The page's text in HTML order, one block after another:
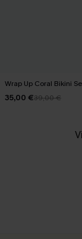
Wrap Up Coral Bikini
35,00 €39,00 €